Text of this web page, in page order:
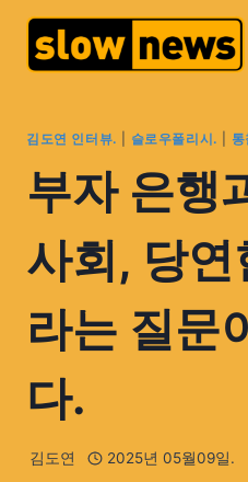
김도연 인터뷰. 슬로우폴리시.
부자 은행
사회, 당연
라는 질문
다.
김도연 2025년 05월09일.